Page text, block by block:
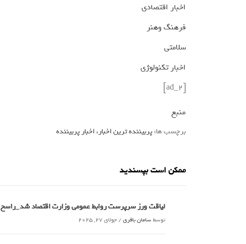
اخبار اقتصادی
فرهنگ وهنر
سلامتی
اخبار تکنولوژی
منبع
برچسب ها:پربیننده ترین اخبار، اخبار پربیننده
ممکن است بپسندید
لیاقت ورز سرپرست روابط عمومی وزارت اقتصاد شد_راسخ
توسطسامان باقری / جولای 27, 2025